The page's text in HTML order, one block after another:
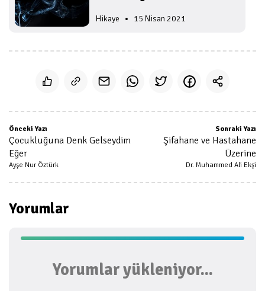
Önceki Yazı
Çocukluğuna Denk Gelseydim
Eğer
Ayşe Nur Öztürk
Sonraki Yazı
Şifahane ve Hastahane
Üzerine
Dr. Muhammed Ali Ekşi
Yorumlar
Yorumlar yükleniyor...